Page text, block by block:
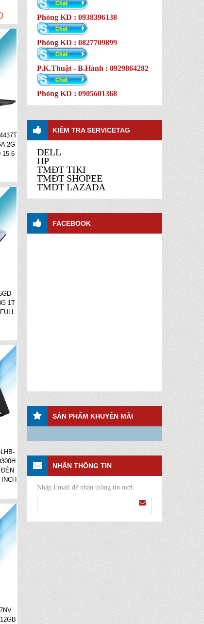
2G
15.6
1T
Phòng KD : 0938396138
Phòng KD : 0827709899
P.K.Thuật - B.Hành : 0929864282
Phòng KD : 0905601368
KIỂM TRA SERVICETAG
DELL
HP
TMĐT TIKI
TMĐT SHOPEE
TMDT LAZADA
FACEBOOK
SẢN PHẨM KHUYẾN MÃI
NHẬN THÔNG TIN
Nhập Email để nhận thông tin mới: